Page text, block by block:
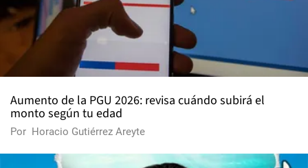
Aumento de la PGU 2026: revisa cuándo subirá el
monto según tu edad
Por Horacio Gutiérrez Areyte